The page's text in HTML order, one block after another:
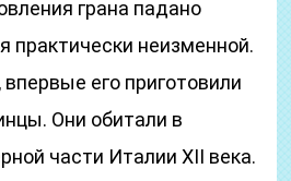
грана падано
практически неизменной.
его приготовили
Они обитали в
части Италии XII века.